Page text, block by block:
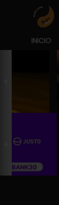
INICIO